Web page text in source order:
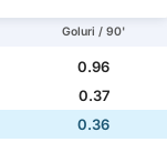
Goluri / 90'
0.96
0.37
0.36